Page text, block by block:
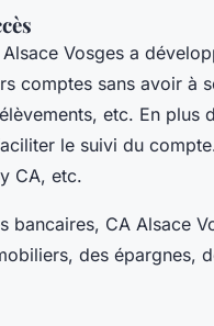
Vosges a
comptes sans avoir à
etc. En plus
le suivi du
CA, etc.
bancaires, CA Alsace
des épargnes,